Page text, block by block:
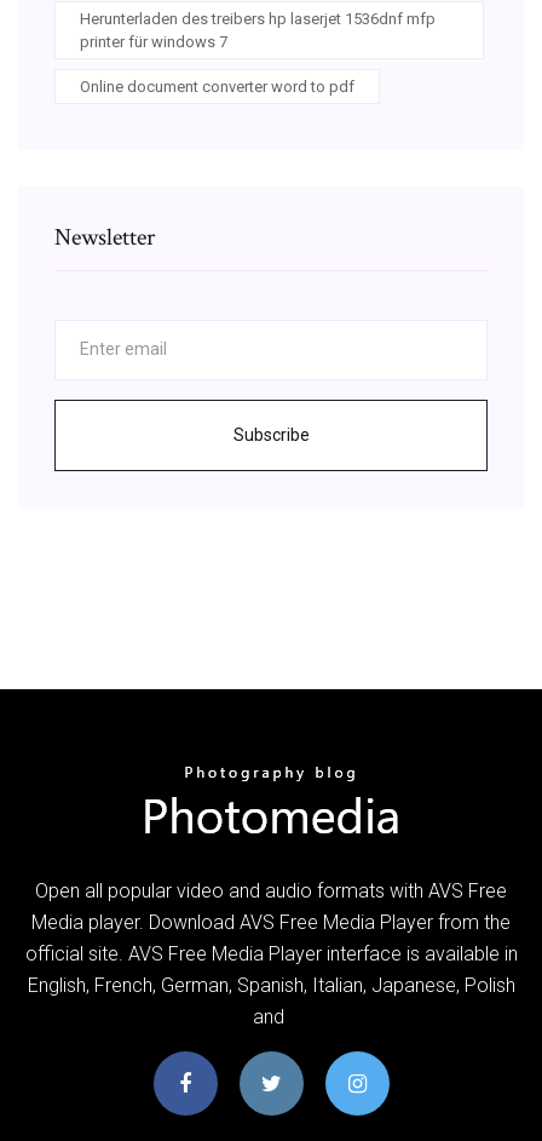
Herunterladen des treibers hp laserjet 1536dnf mfp
printer für windows 7
Online document converter word to pdf
Newsletter
Subscribe
Open all popular video and audio formats with AVS Free
Media player. Download AVS Free Media Player from the
official site. AVS Free Media Player interface is available in
English, French, German, Spanish, Italian, Japanese, Polish
and